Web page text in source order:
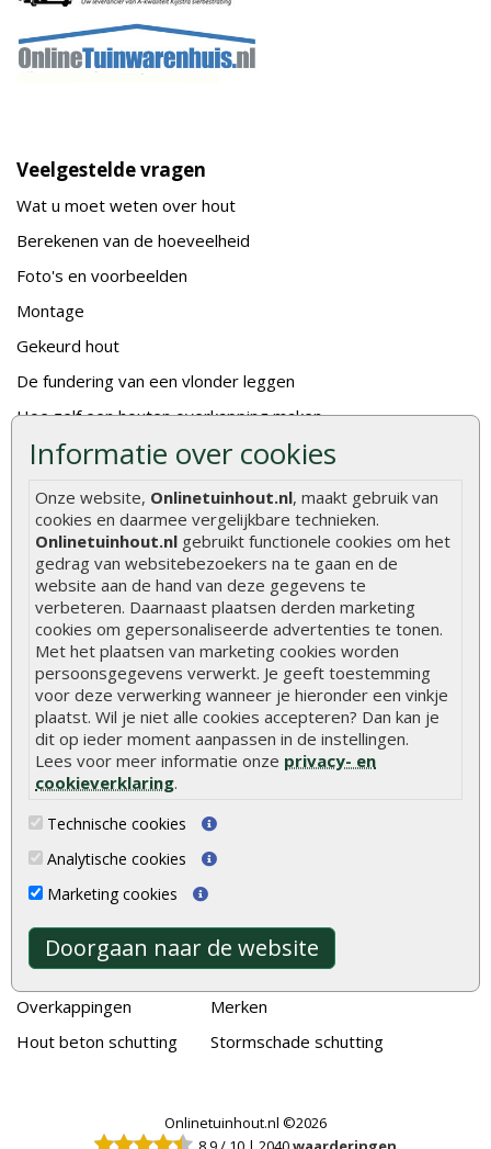
Informatie over cookies
Onze website, Onlinetuinhout.nl, maakt gebruik van
cookies en daarmee vergelijkbare technieken.
Onlinetuinhout.nl gebruikt functionele cookies om het
gedrag van websitebezoekers na te gaan en de
website aan de hand van deze gegevens te
verbeteren. Daarnaast plaatsen derden marketing
cookies om gepersonaliseerde advertenties te tonen.
Met het plaatsen van marketing cookies worden
persoonsgegevens verwerkt. Je geeft toestemming
voor deze verwerking wanneer je hieronder een vinkje
plaatst. Wil je niet alle cookies accepteren? Dan kan je
dit op ieder moment aanpassen in de instellingen.
Lees voor meer informatie onze privacy- en
cookieverklaring.
Technische cookies
Analytische cookies
Marketing cookies
Doorgaan naar de website
Veelgestelde vragen
Wat u moet weten over hout
Berekenen van de hoeveelheid
Foto's en voorbeelden
Montage
Gekeurd hout
De fundering van een vlonder leggen
Hoe zelf een houten overkapping maken
Hoe zelf een vlonder leggen
Hoe betonpaal plaatsen
Hoe schutting plaatsen
De 9 beste tuinschermen van Onlinetuinhout.nl
Stijlvolle houtsoorten voor in de tuin
Duurzame tuin
Welke palen voor een schapenhek
Alle populaire categorieën
Tuinhout
Schutting
Vlonderplanken
Tuinpalen
Tuinhekken
Tuinhuizen
Blokhutten
Overkappingen
Hout beton schutting
Tuindeuren
Schuttingplanken
Steigerplanken
Rabatdelen
Aanbiedingen
Merken
Stormschade schutting
Onlinetuinhout.nl ©2026